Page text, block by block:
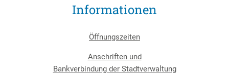
Informationen
Öffnungszeiten
Anschriften und
Bankverbindung der Stadtverwaltung